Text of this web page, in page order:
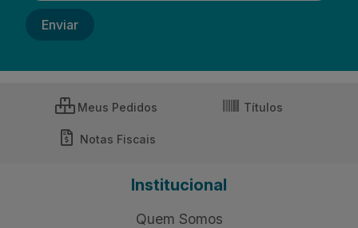
Meus Pedidos Títulos
Notas Fiscais
Institucional
Quem Somos